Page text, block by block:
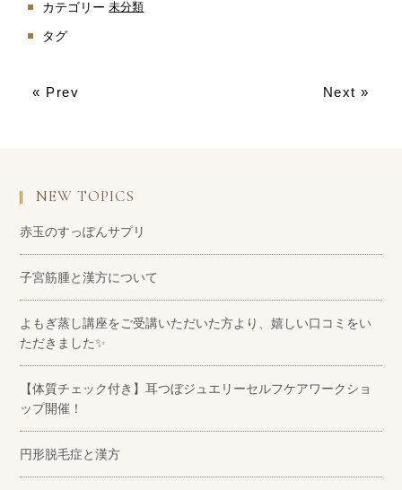
カテゴリー 未分類
タグ
« Prev Next »
NEW TOPICS
赤玉のすっぽんサプリ
子宮筋腫と漢方について
よもぎ蒸し講座をご受講いただいた方より、嬉しい口コミをい
ただきました✨
【体質チェック付き】耳つぼジュエリーセルフケアワークショ
ップ開催！
円形脱毛症と漢方